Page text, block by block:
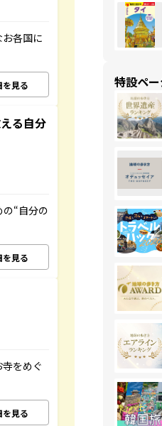
各国に
を見る
る自分
“自分の
を見る
をめぐ
を見る
特設ペ